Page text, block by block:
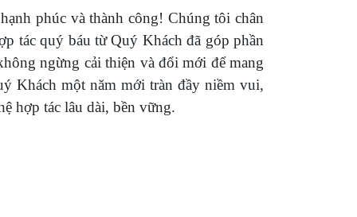
phúc và thành công! Chúng tôi chân
tác quý báu từ Quý Khách đã góp phần
ngừng cải thiện và đổi mới để mang
Khách một năm mới tràn đầy niềm vui,
hợp tác lâu dài, bền vững.